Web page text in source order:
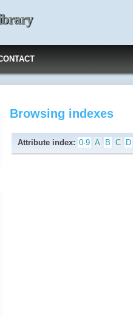
Browsing indexes
Attribute index: 0-9 A B C D